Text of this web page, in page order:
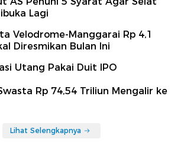
Lagi
Velodrome-Manggarai Rp 4,1
Diresmikan Bulan Ini
Utang Pakai Duit IPO
Rp 74,54 Triliun Mengalir ke
Lihat Selengkapnya